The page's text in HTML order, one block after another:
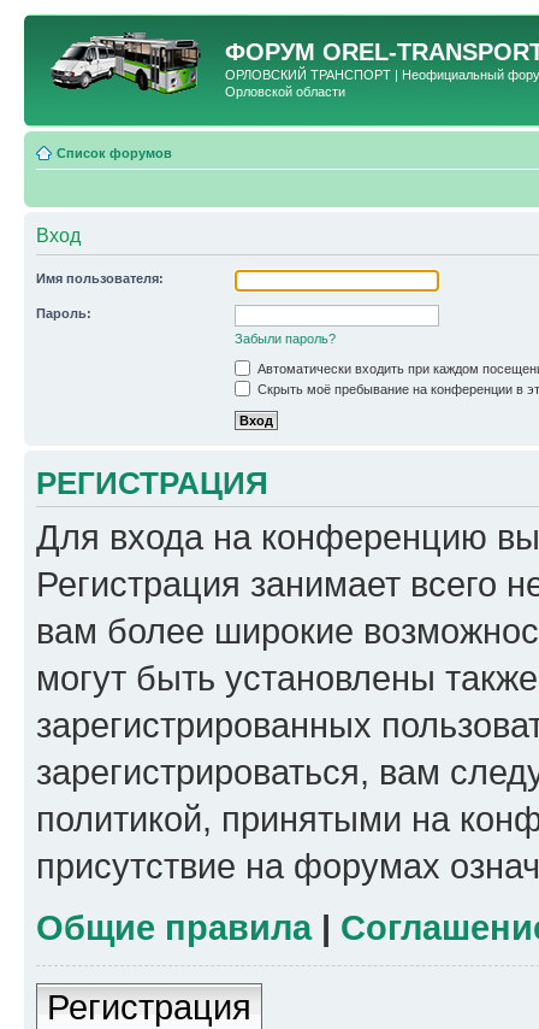
ФОРУМ OREL-
ОРЛОВСКИЙ ТРАНСПОРТ | Неофициальный форум
Орловской области
Список форумов
Вход
Имя пользователя:
Пароль:
Забыли пароль?
Автоматически входить при каждом
Скрыть моё пребывание на конференции в
РЕГИСТРАЦИЯ
Для входа на конференцию
Регистрация занимает всего
вам более широкие
могут быть установлены
зарегистрированных
зарегистрироваться, вам
политикой, принятыми на
присутствие на форумах
Общие правила|
Регистрация